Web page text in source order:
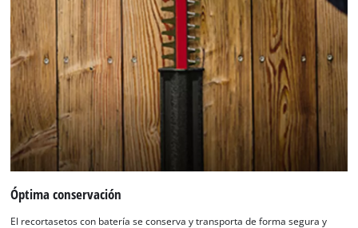
¡Necesitamos su consentimiento para
This content is not permitted to load due
Óptima conservación
El recortasetos con batería se conserva y transporta de forma segura y